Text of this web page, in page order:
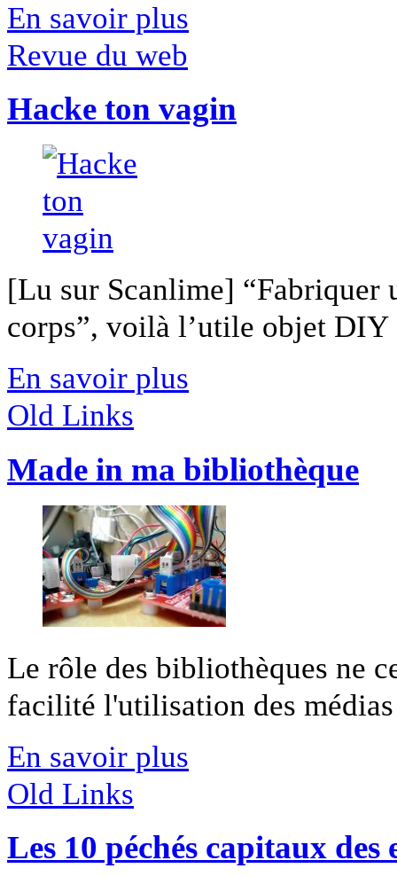
En savoir plus
Revue du web
Hacke ton vagin
[Lu sur Scanlime] “Fabriquer
corps”, voilà l’utile objet
En savoir plus
Old Links
Made in ma bibliothèque
Le rôle des bibliothèques ne
facilité l'utilisation des
En savoir plus
Old Links
Les 10 péchés capitaux